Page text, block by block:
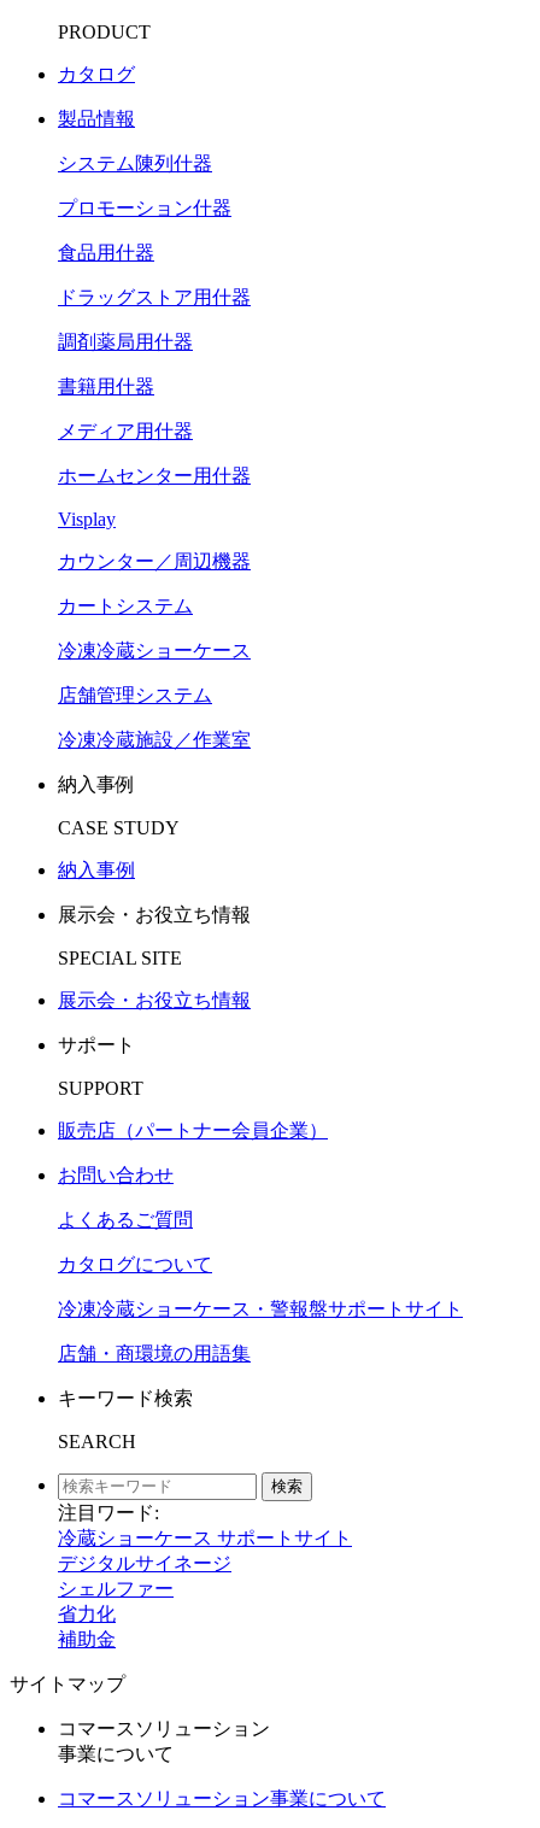
PRODUCT
カタログ
製品情報
システム陳列什器
プロモーション什器
食品用什器
ドラッグストア用什器
調剤薬局用什器
書籍用什器
メディア用什器
ホームセンター用什器
Visplay
カウンター／周辺機器
カートシステム
冷凍冷蔵ショーケース
店舗管理システム
冷凍冷蔵施設／作業室
納入事例
CASE STUDY
納入事例
展示会・お役立ち情報
SPECIAL SITE
展示会・お役立ち情報
サポート
SUPPORT
販売店（パートナー会員企業）
お問い合わせ
よくあるご質問
カタログについて
冷凍冷蔵ショーケース・警報盤サポートサイト
店舗・商環境の用語集
キーワード検索
SEARCH
検索
注目ワード:
冷蔵ショーケース サポートサイト
デジタルサイネージ
シェルファー
省力化
補助金
サイトマップ
コマースソリューション
事業について
コマースソリューション事業について